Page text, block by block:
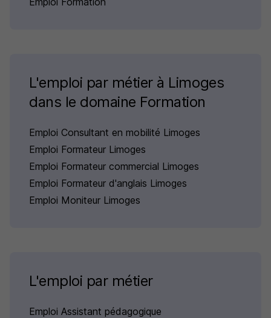
L'emploi par métier à Limoges
dans le domaine Formation
Emploi Consultant en mobilité Limoges
Emploi Formateur Limoges
Emploi Formateur commercial Limoges
Emploi Formateur d'anglais Limoges
Emploi Moniteur Limoges
L'emploi par métier
Emploi Assistant pédagogique